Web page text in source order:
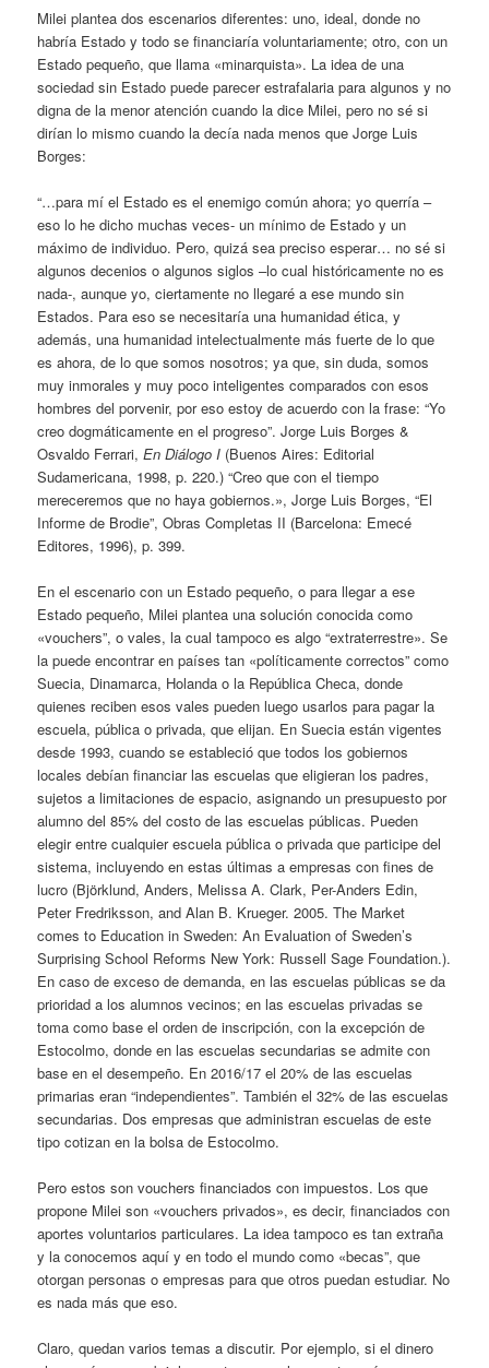
Milei plantea dos escenarios diferentes: uno, ideal, donde no
habría Estado y todo se financiaría voluntariamente; otro, con un
Estado pequeño, que llama «minarquista». La idea de una
sociedad sin Estado puede parecer estrafalaria para algunos y no
digna de la menor atención cuando la dice Milei, pero no sé si
dirían lo mismo cuando la decía nada menos que Jorge Luis
Borges:
“…para mí el Estado es el enemigo común ahora; yo querría –
eso lo he dicho muchas veces- un mínimo de Estado y un
máximo de individuo. Pero, quizá sea preciso esperar… no sé si
algunos decenios o algunos siglos –lo cual históricamente no es
nada-, aunque yo, ciertamente no llegaré a ese mundo sin
Estados. Para eso se necesitaría una humanidad ética, y
además, una humanidad intelectualmente más fuerte de lo que
es ahora, de lo que somos nosotros; ya que, sin duda, somos
muy inmorales y muy poco inteligentes comparados con esos
hombres del porvenir, por eso estoy de acuerdo con la frase: “Yo
creo dogmáticamente en el progreso”. Jorge Luis Borges &
Osvaldo Ferrari,En Diálogo I (Buenos Aires: Editorial
Sudamericana, 1998, p. 220.) “Creo que con el tiempo
mereceremos que no haya gobiernos.», Jorge Luis Borges, “El
Informe de Brodie”, Obras Completas II (Barcelona: Emecé
Editores, 1996), p. 399.
En el escenario con un Estado pequeño, o para llegar a ese
Estado pequeño, Milei plantea una solución conocida como
«vouchers”, o vales, la cual tampoco es algo “extraterrestre». Se
la puede encontrar en países tan «políticamente correctos” como
Suecia, Dinamarca, Holanda o la República Checa, donde
quienes reciben esos vales pueden luego usarlos para pagar la
escuela, pública o privada, que elijan. En Suecia están vigentes
desde 1993, cuando se estableció que todos los gobiernos
locales debían financiar las escuelas que eligieran los padres,
sujetos a limitaciones de espacio, asignando un presupuesto por
alumno del 85% del costo de las escuelas públicas. Pueden
elegir entre cualquier escuela pública o privada que participe del
sistema, incluyendo en estas últimas a empresas con fines de
lucro (Björklund, Anders, Melissa A. Clark, Per-Anders Edin,
Peter Fredriksson, and Alan B. Krueger. 2005. The Market
comes to Education in Sweden: An Evaluation of Sweden’s
Surprising School Reforms New York: Russell Sage Foundation.).
En caso de exceso de demanda, en las escuelas públicas se da
prioridad a los alumnos vecinos; en las escuelas privadas se
toma como base el orden de inscripción, con la excepción de
Estocolmo, donde en las escuelas secundarias se admite con
base en el desempeño. En 2016/17 el 20% de las escuelas
primarias eran “independientes”. También el 32% de las escuelas
secundarias. Dos empresas que administran escuelas de este
tipo cotizan en la bolsa de Estocolmo.
Pero estos son vouchers financiados con impuestos. Los que
propone Milei son «vouchers privados», es decir, financiados con
aportes voluntarios particulares. La idea tampoco es tan extraña
y la conocemos aquí y en todo el mundo como «becas”, que
otorgan personas o empresas para que otros puedan estudiar. No
es nada más que eso.
Claro, quedan varios temas a discutir. Por ejemplo, si el dinero